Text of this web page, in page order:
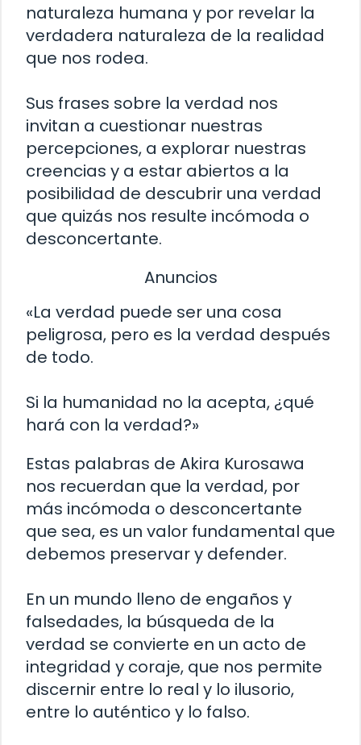
naturaleza humana y por revelar la
verdadera naturaleza de la realidad
que nos rodea.
Sus frases sobre la verdad nos
invitan a cuestionar nuestras
percepciones, a explorar nuestras
creencias y a estar abiertos a la
posibilidad de descubrir una verdad
que quizás nos resulte incómoda o
desconcertante.
Anuncios
«La verdad puede ser una cosa
peligrosa, pero es la verdad después
de todo.
Si la humanidad no la acepta, ¿qué
hará con la verdad?»
Estas palabras de Akira Kurosawa
nos recuerdan que la verdad, por
más incómoda o desconcertante
que sea, es un valor fundamental que
debemos preservar y defender.
En un mundo lleno de engaños y
falsedades, la búsqueda de la
verdad se convierte en un acto de
integridad y coraje, que nos permite
discernir entre lo real y lo ilusorio,
entre lo auténtico y lo falso.